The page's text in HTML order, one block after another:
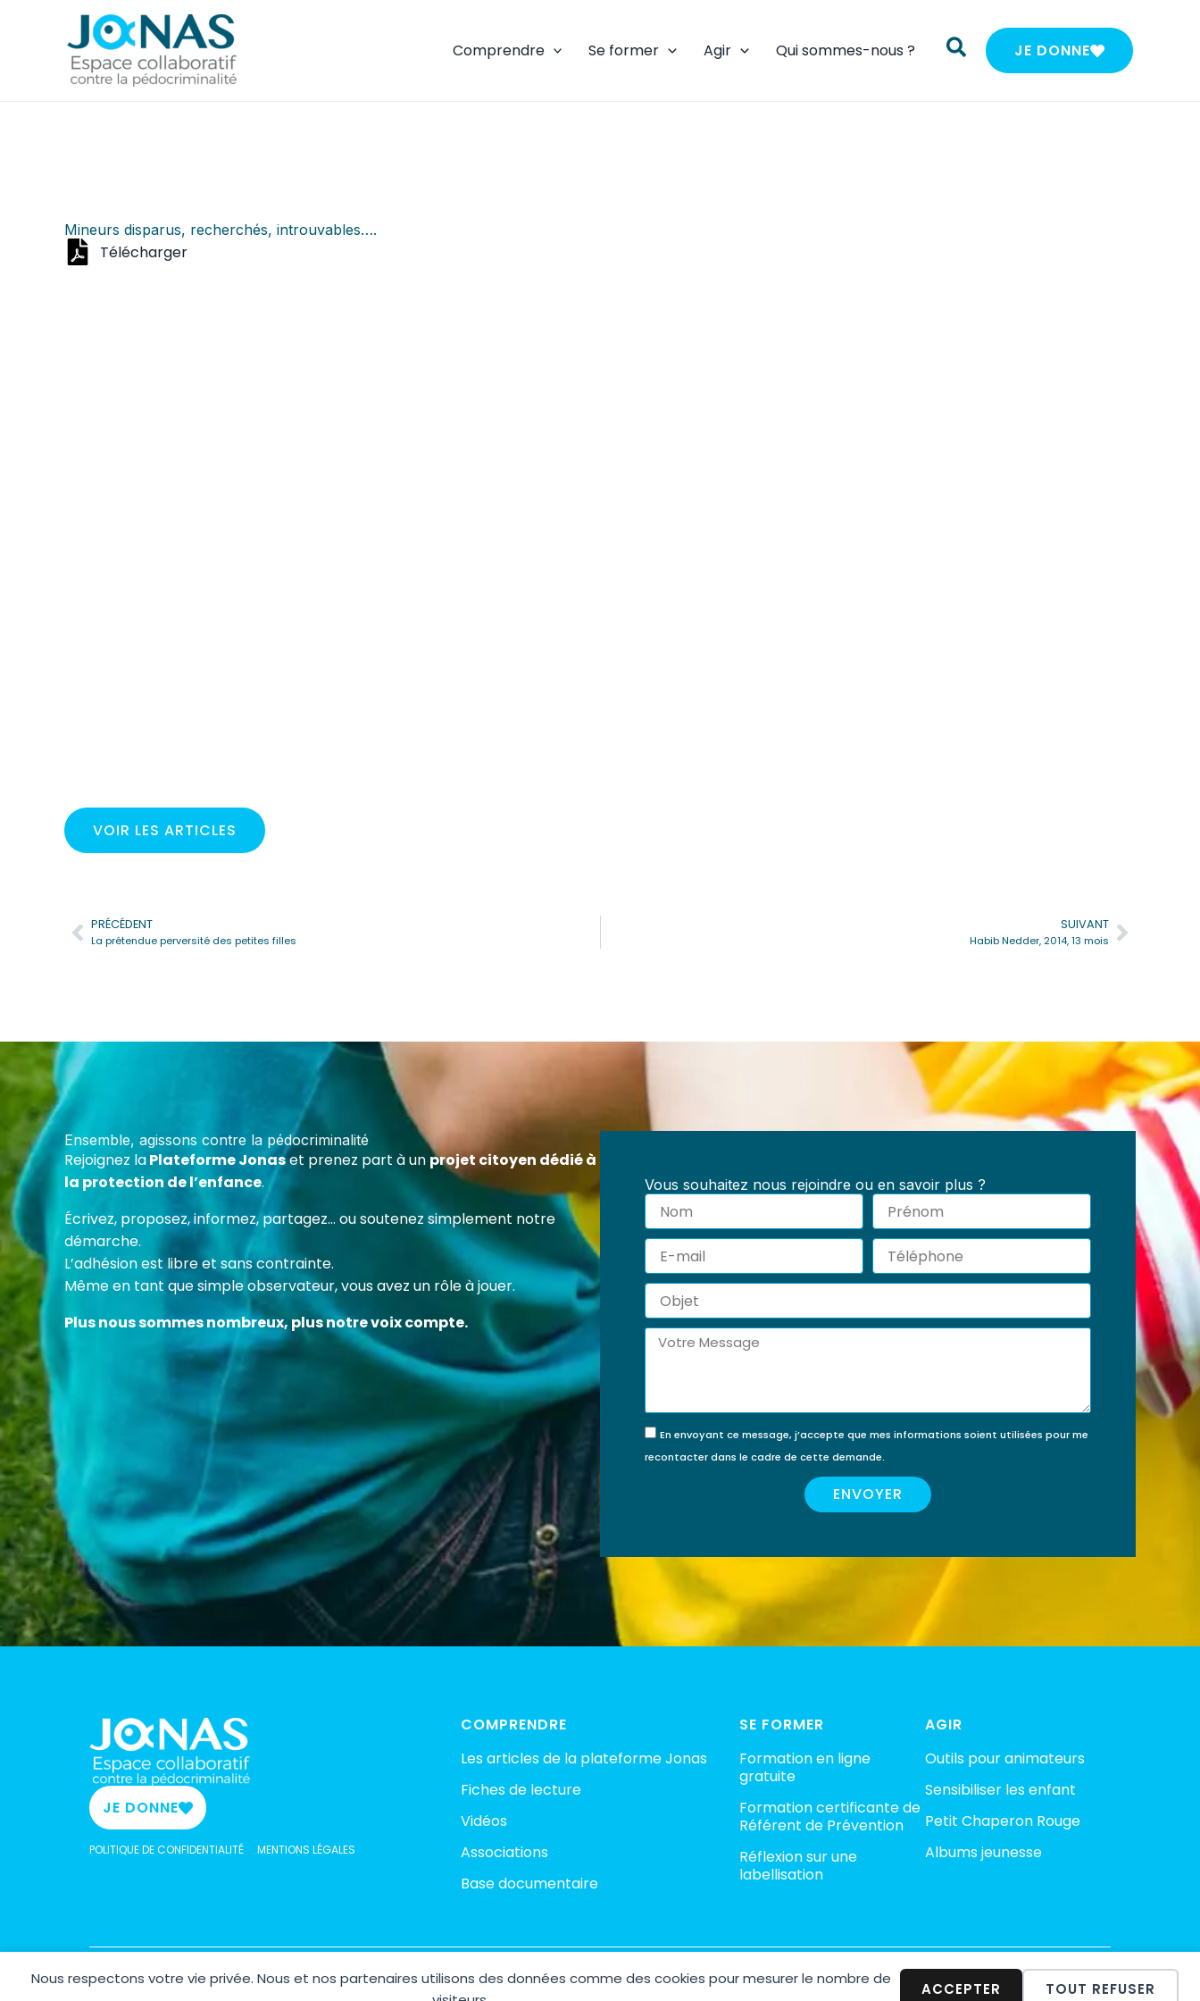
Nous respectons votre vie privée. Nous et nos partenaires utilisons des données comme des cookies pour mesurer le nombre de
ACCEPTER TOUT REFUSER
Comprendre Se former Agir Qui sommes-nous ? JE DONNE
Mineurs disparus, recherchés, introuvables….
Télécharger
VOIR LES ARTICLES
Précédent
PRÉCÉDENT
La prétendue perversité des petites filles
SUIVANT
Habib Nedder, 2014, 13 mois
Ensemble, agissons contre la pédocriminalité
Rejoignez laPlateforme Jonaset prenez part à unprojet citoyen dédié à
la protection de l’enfance.
Écrivez, proposez, informez, partagez… ou soutenez simplement notre
démarche.
L’adhésion est libre et sans contrainte.
Même en tant que simple observateur, vous avez un rôle à jouer.
Plus nous sommes nombreux, plus notre voix compte.
Vous souhaitez nous rejoindre ou en savoir plus ?
Nom
Prénom
E-
mail
Téléphone
Objet
Message
En envoyant ce message, j’accepte que mes informations soient utilisées pour me
recontacter dans le cadre de cette demande.
ENVOYER
JE DONNE
POLITIQUE DE CONFIDENTIALITÉ MENTIONS LÉGALES
COMPRENDRE
Les articles de la plateforme Jonas
Fiches de lecture
Vidéos
Associations
Base documentaire
SE FORMER
Formation en ligne
gratuite
Formation certificante de
Référent de Prévention
Réflexion sur une
labellisation
AGIR
Outils pour animateurs
Sensibiliser les enfant
Petit Chaperon Rouge
Albums jeunesse
Copyright © 2026 Plateforme Jonas – Espace Collaboratif contre la pédocriminalité
Devenez Référent en Prévention des Maltraitances
Certification officielle RS7202 – 100 % à distance
Formez-vous pour exercer un rôle clé dans la prévention des
maltraitances au sein de toute structure accueillant des mineurs :
écoles, centres de loisirs, collectivités, structures médico-sociales,
associations.
Cette certification professionnelle RS7202 vous permet d’acquérir
des compétences concrètes et reconnues pour agir efficacement
en faveur de la protection de l’enfance.
FINANCÉE PAR MON
COMPTE FORMATION ?
JE FINANCE MA
FORMATION MOI-
MÊME